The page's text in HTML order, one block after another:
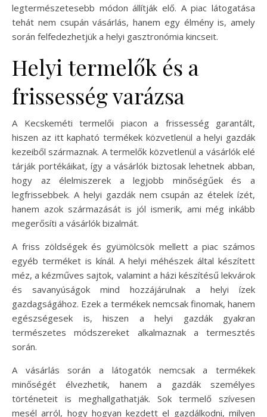
legtermészetesebb módon állítják elő. A piac látogatása
tehát nem csupán vásárlás, hanem egy élmény is, amely
során felfedezhetjük a helyi gasztronómia kincseit.
Helyi termelők és a
frissesség varázsa
A Kecskeméti termelői piacon a frissesség garantált,
hiszen az itt kapható termékek közvetlenül a helyi gazdák
kezeiből származnak. A termelők közvetlenül a vásárlók elé
tárják portékáikat, így a vásárlók biztosak lehetnek abban,
hogy az élelmiszerek a legjobb minőségűek és a
legfrissebbek. A helyi gazdák nem csupán az ételek ízét,
hanem azok származását is jól ismerik, ami még inkább
megerősíti a vásárlók bizalmát.
A friss zöldségek és gyümölcsök mellett a piac számos
egyéb terméket is kínál. A helyi méhészek által készített
méz, a kézműves sajtok, valamint a házi készítésű lekvárok
és savanyúságok mind hozzájárulnak a helyi ízek
gazdagságához. Ezek a termékek nemcsak finomak, hanem
egészségesek is, hiszen a helyi gazdák gyakran
természetes módszereket alkalmaznak a termesztés
során.
A vásárlás során a látogatók nemcsak a termékek
minőségét élvezhetik, hanem a gazdák személyes
történeteit is meghallgathatják. Sok termelő szívesen
mesél arról, hogy hogyan kezdett el gazdálkodni, milyen